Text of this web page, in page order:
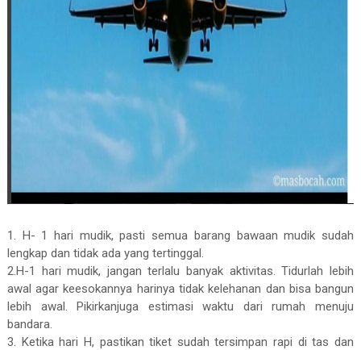
1. H- 1 hari mudik, pasti semua barang bawaan mudik sudah
lengkap dan tidak ada yang tertinggal.
2.H-1 hari mudik, jangan terlalu banyak aktivitas. Tidurlah lebih
awal agar keesokannya harinya tidak kelehanan dan bisa bangun
lebih awal. Pikirkanjuga estimasi waktu dari rumah menuju
bandara.
3. Ketika hari H, pastikan tiket sudah tersimpan rapi di tas dan